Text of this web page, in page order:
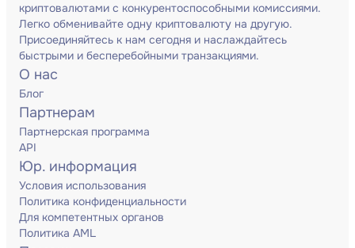
криптовалютами с конкурентоспособными комиссиями.
Легко обменивайте одну криптовалюту на другую.
Присоединяйтесь к нам сегодня и наслаждайтесь
быстрыми и бесперебойными транзакциями.
О нас
Блог
Партнерам
Партнерская программа
API
Юр. информация
Условия использования
Политика конфиденциальности
Для компетентных органов
Политика AML